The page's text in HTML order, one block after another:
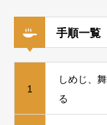
手順一覧
1
しめじ、
る